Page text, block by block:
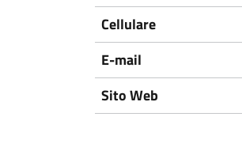
Cellulare
E-mail
Sito Web